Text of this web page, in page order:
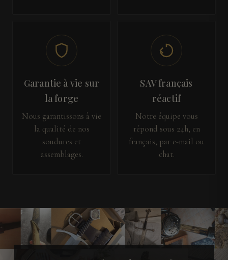
Garantie à vie sur
la forge
Nous garantissons à vie
la qualité de nos
soudures et
assemblages.
SAV français
réactif
Notre équipe vous
répond sous 24h, en
français, par e-mail ou
chat.